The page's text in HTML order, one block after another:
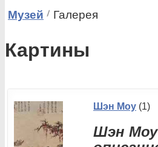
Музей Галерея
Картины
Шэн Моу (1)
Шэн